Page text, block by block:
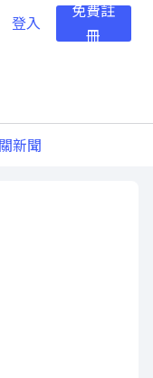
登入
免費註
冊
新聞